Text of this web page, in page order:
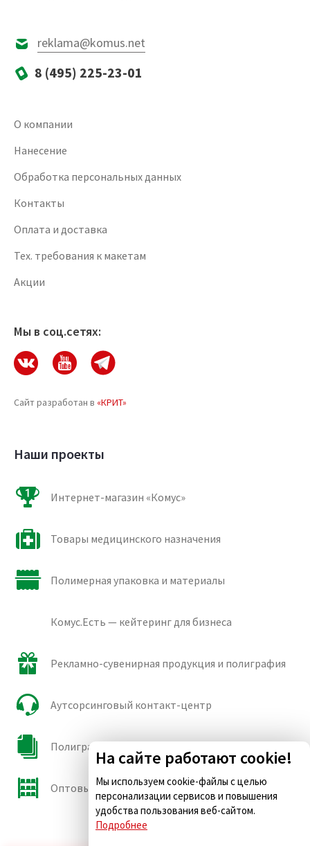
reklama@komus.net
8 (495) 225-23-01
О компании
Нанесение
Обработка персональных данных
Контакты
Оплата и доставка
Тех. требования к макетам
Акции
Мы в соц.сетях:
Сайт разработан в «КРИТ»
Наши проекты
Интернет-магазин «Комус»
Товары медицинского назначения
Полимерная упаковка и материалы
Комус.Есть — кейтеринг для бизнеса
Рекламно-сувенирная продукция и полиграфия
Аутсорсинговый контакт-центр
Полиграфические сорта бумаги и картона
Оптовые продажи
На сайте работают cookie!
Мы используем cookie-файлы с целью
персонализации сервисов и повышения
удобства пользования веб-сайтом.
Подробнее